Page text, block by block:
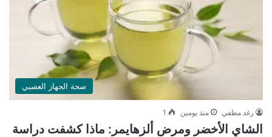
صحة الجهاز العصبي
رغد مطفي منذ يومين 1
الشاي الأخضر ومرض ألزهايمر: ماذا كشفت دراسة